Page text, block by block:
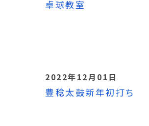
卓球教室
2022年12月01日
豊稔太鼓新年初打ち